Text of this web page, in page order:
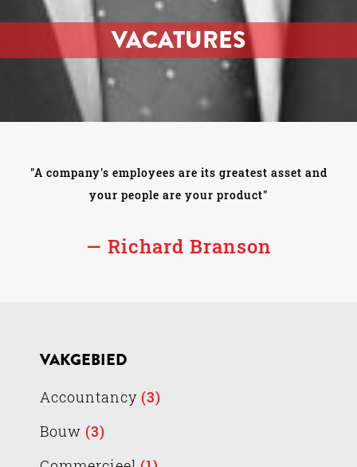
VACATURES
"A company's employees are its greatest asset and
your people are your product"
— Richard Branson
VAKGEBIED
Accountancy (3)
Bouw (3)